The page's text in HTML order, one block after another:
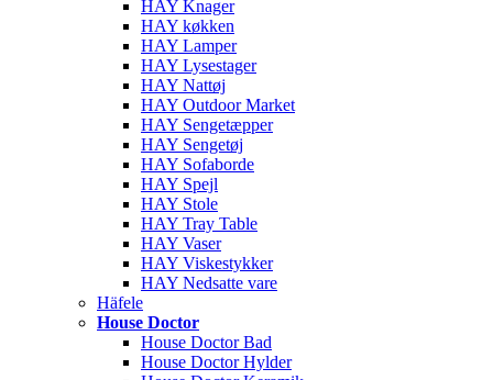
HAY Knager
HAY køkken
HAY Lamper
HAY Lysestager
HAY Nattøj
HAY Outdoor Market
HAY Sengetæpper
HAY Sengetøj
HAY Sofaborde
HAY Spejl
HAY Stole
HAY Tray Table
HAY Vaser
HAY Viskestykker
HAY Nedsatte vare
Häfele
House Doctor
House Doctor Bad
House Doctor Hylder